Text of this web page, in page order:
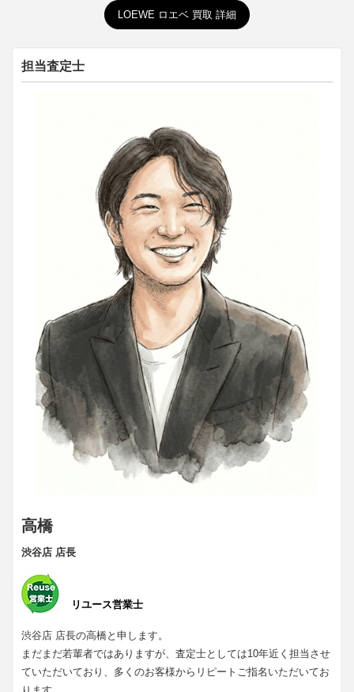
LOEWE ロエベ 買取 詳細
担当査定士
高橋
渋谷店 店長
リユース営業士
渋谷店 店長の高橋と申します。
まだまだ若輩者ではありますが、査定士としては10年近く担当させ
ていただいており、多くのお客様からリピートご指名いただいてお